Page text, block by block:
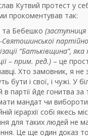
Кутвий протест у
прокоментував так:
та Бебешко (заступниця
Святошинської
“Батьківщина”,
– прим. ред.) – це
Хто замовник, я не
бути і свої, і чужі. У
в партії йде гонитва
мандат чи
ієрархії собі якесь
для таких людей не
Це ще один доказ